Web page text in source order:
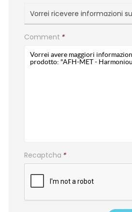
Vorrei ricevere informazioni
Comment *
Recaptcha *